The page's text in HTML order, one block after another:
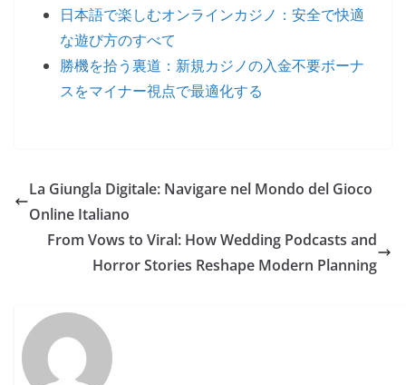
日本語で楽しむオンラインカジノ：安全で快適
な遊び方のすべて
勝機を拾う裏道：新規カジノの入金不要ボーナ
スをマイナー視点で最適化する
La Giungla Digitale: Navigare nel Mondo del Gioco
Online Italiano
From Vows to Viral: How Wedding Podcasts and
Horror Stories Reshape Modern Planning